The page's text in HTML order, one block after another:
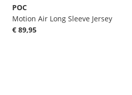
POC
Motion Air Long Sleeve Jersey
€ 89,95